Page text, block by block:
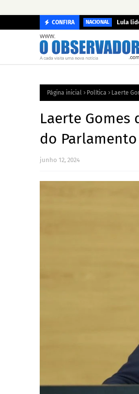
CONFIRA NACIONAL Lula
Página inicial Política Laerte
Laerte Gomes
do
junho 12, 2024